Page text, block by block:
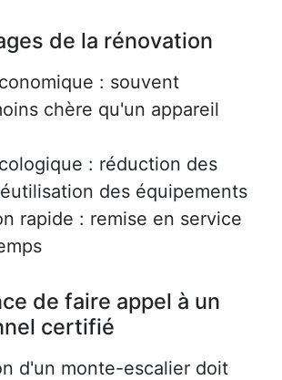
de la rénovation
: souvent
chère qu'un appareil
: réduction des
des équipements
rapide : remise en service
de faire appel à un
certifié
d'un monte-escalier doit